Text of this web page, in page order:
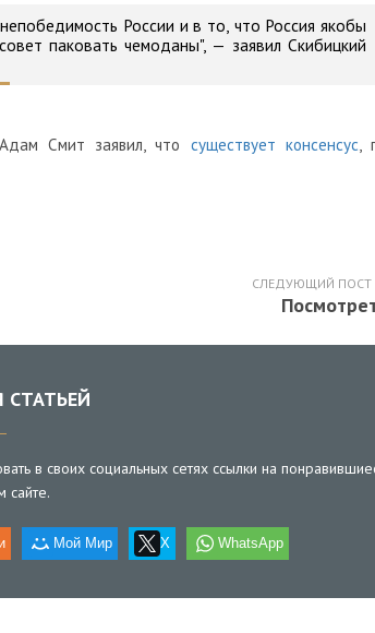
России и в то, что Россия якобы
паковать чемоданы", — заявил Скибицкий
Смит заявил, что существует консенсус,
СЛЕДУЮЩИЙ ПОСТ
в своих социальных сетях ссылки на
сайте.
Мой Мир X WhatsApp